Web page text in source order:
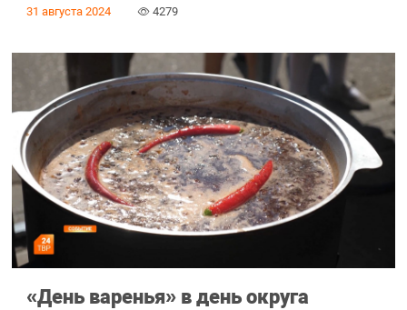
31 августа 2024 4279
«День варенья» в день округа